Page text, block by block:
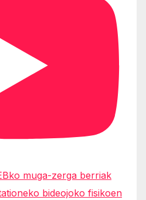
muga-zerga berriak
bideojoko fisikoen